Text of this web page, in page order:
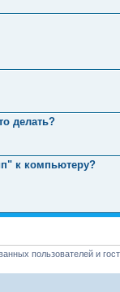
делать?
к компьютеру?
пользователей и